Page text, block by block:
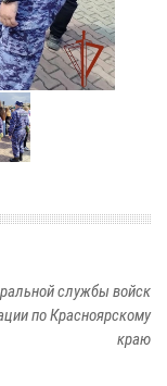
службы войск
по Красноярскому
краю